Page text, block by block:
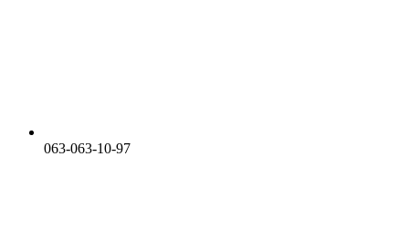
063-063-10-97